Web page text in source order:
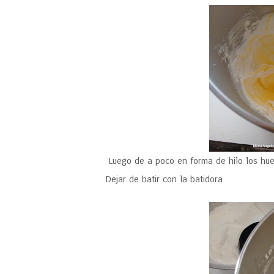
Luego de a poco en forma de hilo los
Dejar de batir con la batidora